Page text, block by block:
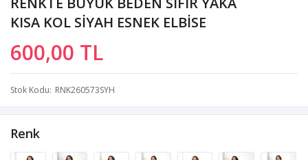
KISA KOL SİYAH ESNEK ELBİSE
600,00 TL
Stok Kodu RNK260573SYH
Renk